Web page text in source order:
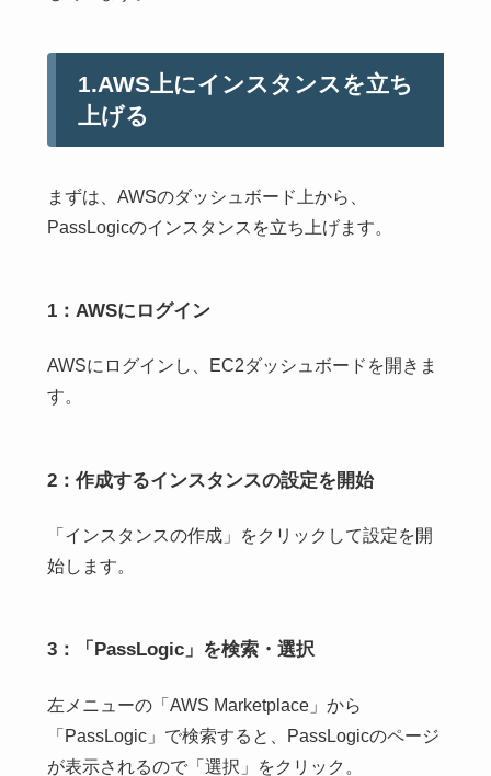
1.AWS上にインスタンスを立ち
上げる
まずは、AWSのダッシュボード上から、
PassLogicのインスタンスを立ち上げます。
1：AWSにログイン
AWSにログインし、EC2ダッシュボードを開きま
す。
2：作成するインスタンスの設定を開始
「インスタンスの作成」をクリックして設定を開
始します。
3：「PassLogic」を検索・選択
左メニューの「AWS Marketplace」から
「PassLogic」で検索すると、PassLogicのページ
が表示されるので「選択」をクリック。